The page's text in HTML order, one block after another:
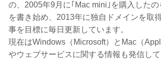
の、2005年9月に｢Mac mini｣を購入した
を書き始め、2013年に独自ドメインを取
事を目標に毎日更新しています。
現在はWindows（Microsoft）とMac（
やウェブサービスに関する情報も発信して